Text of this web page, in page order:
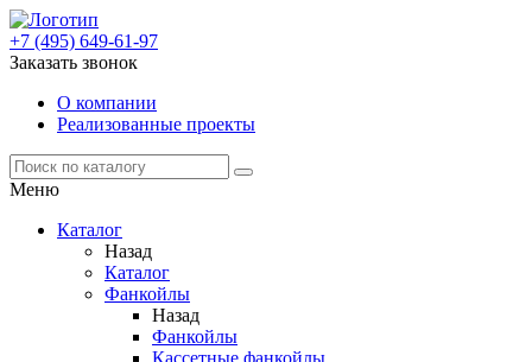
+7 (495) 649-61-97
Заказать звонок
О компании
Реализованные проекты
Меню
Каталог
Назад
Каталог
Фанкойлы
Назад
Фанкойлы
Кассетные фанкойлы